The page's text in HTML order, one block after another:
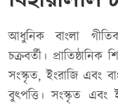
আধুনিক বাংলা
চক্রবর্তী।
সংস্কৃত, ইংরাজি এবং
বুৎপত্তি। সংস্কৃত এবং